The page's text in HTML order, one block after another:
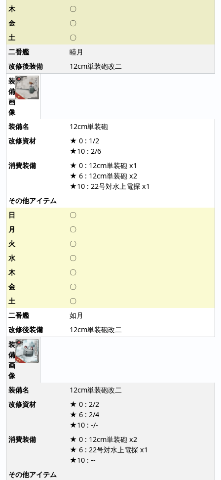
〇
〇
〇
睦月
12cm単装砲改二
12cm単装砲
★ 0 : 1/2
★10 : 2/6
★ 0 : 12cm単装砲 x1
★ 6 : 12cm単装砲 x2
★10 : 22号対水上電探 x1
〇
〇
〇
〇
〇
〇
〇
如月
12cm単装砲改二
12cm単装砲改二
★ 0 : 2/2
★ 6 : 2/4
★10 : -/-
★ 0 : 12cm単装砲 x2
★ 6 : 22号対水上電探 x1
★10 : --